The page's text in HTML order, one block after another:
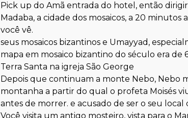
Pick up do Amã entrada do hotel, então
Madaba, a cidade dos mosaicos, a 20 minutos
você vê.
seus mosaicos bizantinos e Umayyad,
mapa em mosaico bizantino do século era de
Terra Santa na igreja São George
Depois que continuam a monte Nebo, Nebo
montanha a partir do qual o profeta Moisés
antes de morrer. e acusado de ser o seu
Você visita um antigo mosteiro, vista para o